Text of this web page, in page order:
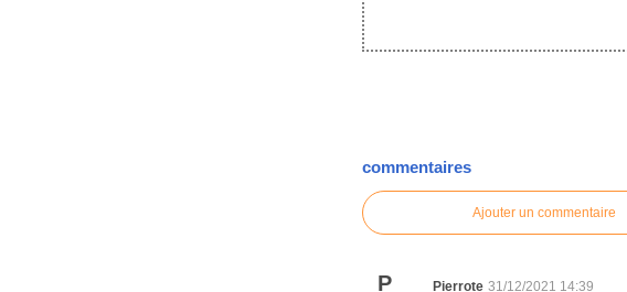
commentaires
Ajouter un commentaire
P Pierrote 31/12/2021 14:39